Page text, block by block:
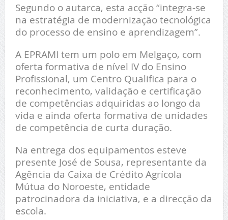
Segundo o autarca, esta acção “integra-se
na estratégia de modernização tecnológica
do processo de ensino e aprendizagem”.
A EPRAMI tem um polo em Melgaço, com
oferta formativa de nível IV do Ensino
Profissional, um Centro Qualifica para o
reconhecimento, validação e certificação
de competências adquiridas ao longo da
vida e ainda oferta formativa de unidades
de competência de curta duração.
Na entrega dos equipamentos esteve
presente José de Sousa, representante da
Agência da Caixa de Crédito Agrícola
Mútua do Noroeste, entidade
patrocinadora da iniciativa, e a direcção da
escola.